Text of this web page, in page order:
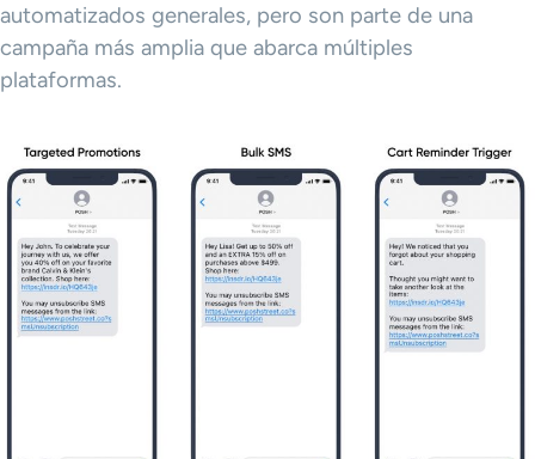
automatizados generales, pero son parte de una
campaña más amplia que abarca múltiples
plataformas.